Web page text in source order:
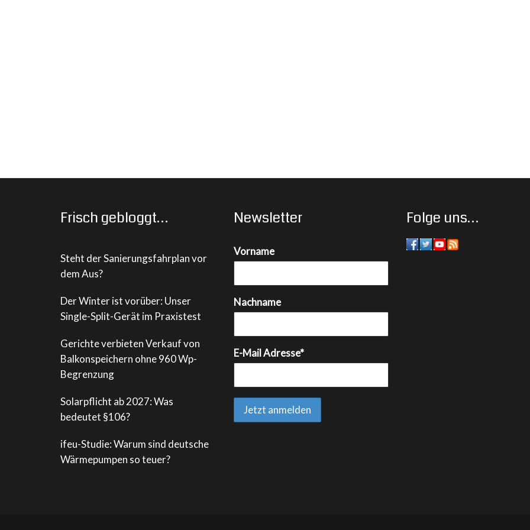
Frisch gebloggt…
Steht der Sanierungsfahrplan vor
dem Aus?
Der Winter ist vorüber: Unser
Single-Split-Gerät im Praxistest
Gerichte verbieten Verkauf von
Balkonspeichern ohne 960 Wp-
Begrenzung
Solarpflicht ab 2027: Was
bedeutet §106?
ifeu-Studie: Warum sind deutsche
Wärmepumpen so teuer?
Newsletter
Vorname
Nachname
E-Mail Adresse*
Folge uns…